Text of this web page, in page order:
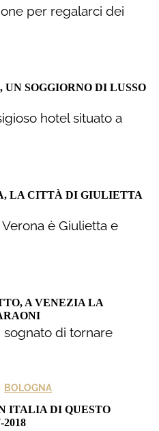
per regalarci dei
SOGGIORNO DI LUSSO
hotel situato a
LA CITTÀ DI GIULIETTA
è Giulietta e
A VENEZIA LA
sognato di tornare
BOLOGNA
ITALIA DI QUESTO